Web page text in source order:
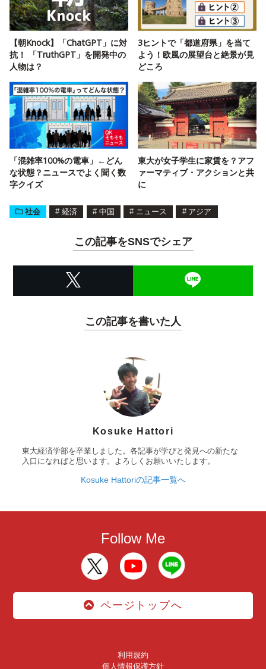
【朝Knock】「ChatGPT」に対
抗！ 「TruthGPT」を開発中の
人物は？
3ヒントで「都道府県」を当て
よう！欧風の展望台と絶景が見
どころ
「混雑率100%の電車」←どん
な状態？ニュースでよく聞く数
字クイズ
東大が女子学生に家賃を？アフ
ァーマティブ・アクションと共
に
社会 # 経済 # 中国 # ニュース # アジア
この記事をSNSでシェア
この記事を書いた人
Kosuke Hattori
東大経済学部を卒業しました。各記事が学びと発見への新たな
入口になればと思います。よろしくお願いいたします。
Kosuke Hattoriの記事一覧へ
Follow Me
ページトップへ
利用規約
個人情報保護方針